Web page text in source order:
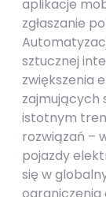
aplikacje
zgłaszanie
sztucznej
zwiększenia
zajmujących
istotnym
rozwiązań –
pojazdy
się w